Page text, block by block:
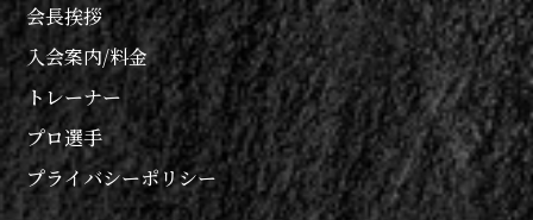
会長挨拶
入会案内/料金
トレーナー
プロ選手
プライバシーポリシー